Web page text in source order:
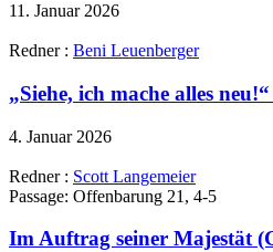
11. Januar 2026
Redner : Beni Leuenberger
„Siehe, ich mache alles
4. Januar 2026
Redner : Scott Langemeier
Passage: Offenbarung 21, 4-5
Im Auftrag seiner Majestät